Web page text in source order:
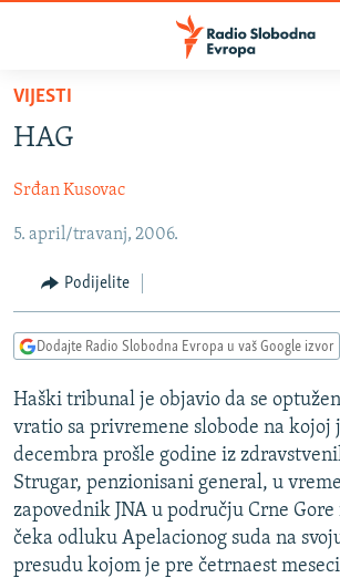
Pređite
glavni
Pređite
na
navigaciju
Pređite
na
pretragu
SRBIJA
KOSOVO
CRNA GORA
VIZUELNO
VIDEO
FOTOGALERIJE
INFOGRAFIKE
PODCASTI
RAT U UKRAJINI
KINA NA BALKANU
RSE PRIČE IZ SVIJETA
ISPRIČAJ MI
DNEVNO@RSE
VIJESTI
HAG
Srđan Kusovac
5. april/travanj, 2006.
Podijelite
Dodajte Radio Slobodna Evropa u vaš Google izvor
Haški tribunal je objavio da se
vratio sa privremene slobode na kojoj
decembra prošle godine iz
Strugar, penzionisani general, u
zapovednik JNA u području Crne
čeka odluku Apelacionog suda na
presudu kojom je pre četrnaest